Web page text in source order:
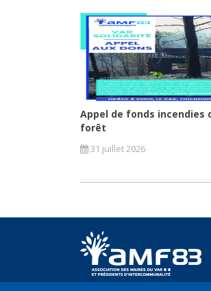
Appel de fonds incendies
forêt
31 juillet 2026